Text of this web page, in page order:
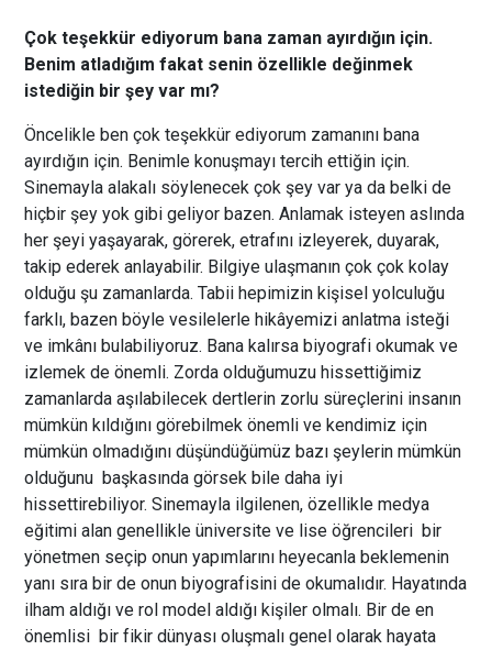
Çok teşekkür ediyorum bana zaman ayırdığın için.
Benim atladığım fakat senin özellikle değinmek
istediğin bir şey var mı?
Öncelikle ben çok teşekkür ediyorum zamanını bana
ayırdığın için. Benimle konuşmayı tercih ettiğin için.
Sinemayla alakalı söylenecek çok şey var ya da belki de
hiçbir şey yok gibi geliyor bazen. Anlamak isteyen aslında
her şeyi yaşayarak, görerek, etrafını izleyerek, duyarak,
takip ederek anlayabilir. Bilgiye ulaşmanın çok çok kolay
olduğu şu zamanlarda. Tabii hepimizin kişisel yolculuğu
farklı, bazen böyle vesilelerle hikâyemizi anlatma isteği
ve imkânı bulabiliyoruz. Bana kalırsa biyografi okumak ve
izlemek de önemli. Zorda olduğumuzu hissettiğimiz
zamanlarda aşılabilecek dertlerin zorlu süreçlerini insanın
mümkün kıldığını görebilmek önemli ve kendimiz için
mümkün olmadığını düşündüğümüz bazı şeylerin mümkün
olduğunu başkasında görsek bile daha iyi
hissettirebiliyor. Sinemayla ilgilenen, özellikle medya
eğitimi alan genellikle üniversite ve lise öğrencileri bir
yönetmen seçip onun yapımlarını heyecanla beklemenin
yanı sıra bir de onun biyografisini de okumalıdır. Hayatında
ilham aldığı ve rol model aldığı kişiler olmalı. Bir de en
önemlisi bir fikir dünyası oluşmalı genel olarak hayata